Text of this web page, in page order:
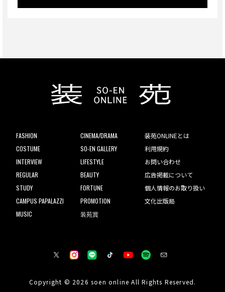
FASHION
COSTUME
INTERVIEW
REGULAR
STUDY
CAMPUS PAPALAZZI
MUSIC
CINEMA/DRAMA
SO-EN GALLERY
LIFESTYLE
BEAUTY
FORTUNE
PROMOTION
装苑賞
装苑ONLINEとは
利用規約
お問い合わせ
広告掲載について
個人情報のお取り扱い
文化出版局
Copyright © 2026 soen online All Rights Reserved.